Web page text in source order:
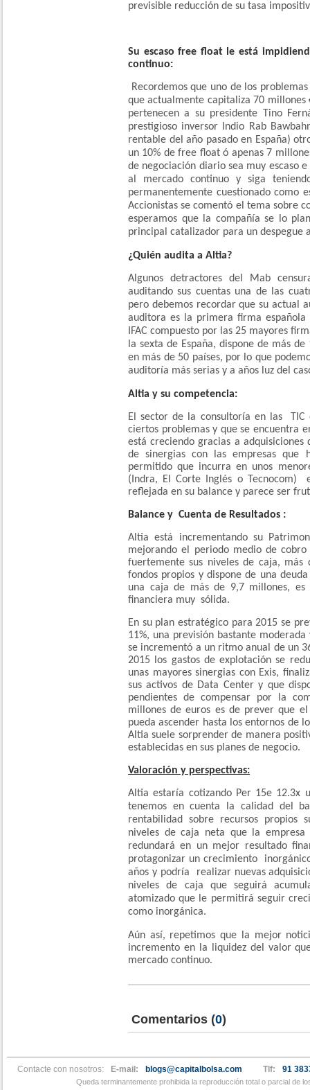
previsible reducción de su tasa
Su escaso free float le está
continuo:
Recordemos que uno de los
que actualmente capitaliza 70 millones
pertenecen a su presidente Tino
prestigioso inversor Indio Rab
rentable del año pasado en España)
un 10% de free float ó apenas 7
de negociación diario sea muy escaso
al mercado continuo y siga
permanentemente cuestionado como
Accionistas se comentó el tema sobre
esperamos que la compañía se lo
principal catalizador para un despegue
¿Quién audita a Altia?
Algunos detractores del Mab
auditando sus cuentas una de las
pero debemos recordar que su actual
auditora es la primera firma
IFAC compuesto por las 25 mayores
la sexta de España, dispone de más
en más de 50 países, por lo que
auditoría más serias y a años luz del
Altia y su competencia:
El sector de la consultoría en las TIC
ciertos problemas y que se encuentra
está creciendo gracias a
de sinergias con las empresas que
permitido que incurra en unos
(Indra, El Corte Inglés o
reflejada en su balance y parece ser
Balance y Cuenta de Resultados :
Altia está incrementando su
mejorando el periodo medio de
fuertemente sus niveles de caja,
fondos propios y dispone de una
una caja de más de 9,7 millones, es
financiera muy sólida.
En su plan estratégico para 2015 se
11%, una previsión bastante
se incrementó a un ritmo anual de un
2015 los gastos de explotación se
unas mayores sinergias con Exis,
sus activos de Data Center y que
pendientes de compensar por la
millones de euros es de prever que
pueda ascender hasta los entornos de
Altia suele sorprender de manera
establecidas en sus planes de negocio.
Valoración y perspectivas:
Altia estaría cotizando Per 15e 12.3x
tenemos en cuenta la calidad del
rentabilidad sobre recursos propios
niveles de caja neta que la
redundará en un mejor resultado
protagonizar un crecimiento
años y podría realizar nuevas
niveles de caja que seguirá
atomizado que le permitirá seguir
como inorgánica.
Aún así, repetimos que la mejor
incremento en la liquidez del valor
mercado continuo.
Comentarios (0)
Contacte con nosotros: E-mail: blogs@capitalbolsa.com Tlf: 91
Queda terminantemente prohibida la reproducción total o parcial de